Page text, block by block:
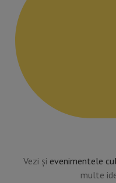
Vezi și evenimentele
multe